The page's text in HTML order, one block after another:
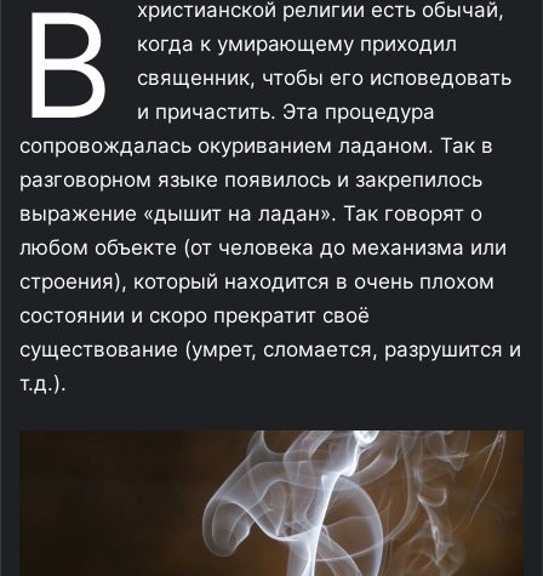
В
христианской религии есть обычай,
когда к умирающему приходил
священник, чтобы его исповедовать
и причастить. Эта процедура
сопровождалась окуриванием ладаном. Так в
разговорном языке появилось и закрепилось
выражение «дышит на ладан». Так говорят о
любом объекте (от человека до механизма или
строения), который находится в очень плохом
состоянии и скоро прекратит своё
существование (умрет, сломается, разрушится и
т.д.).